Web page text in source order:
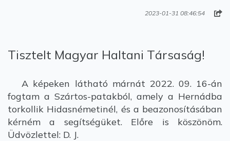
2023-01-31 08:46:54
Tisztelt Magyar Haltani Társaság!
A képeken látható márnát 2022. 09. 16-án
fogtam a Szártos-patakból, amely a Hernádba
torkollik Hidasnémetinél, és a beazonosításában
kérném a segítségüket. Előre is köszönöm.
Üdvözlettel: D. J.